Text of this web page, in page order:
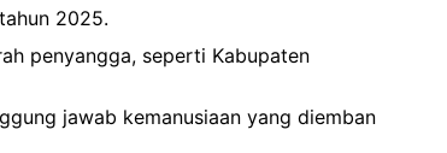
2025.
penyangga, seperti Kabupaten
jawab kemanusiaan yang diemban